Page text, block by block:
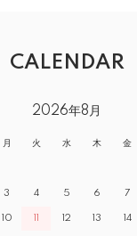
CALENDAR
2026年8月
月 火 水 木 金
3 4 5 6 7
10 11 12 13 14